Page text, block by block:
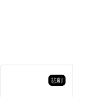
悲劇